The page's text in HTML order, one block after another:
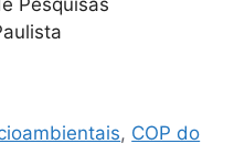
, COP do